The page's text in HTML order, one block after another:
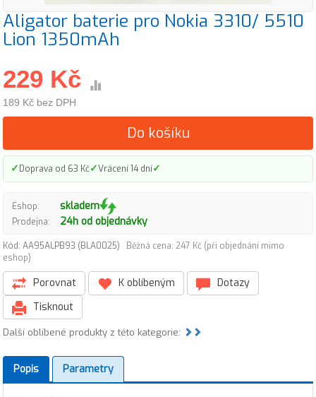
Aligator baterie pro Nokia 3310/ 5510
Lion 1350mAh
229 Kč
189 Kč bez DPH
Do košíku
✓Doprava od 63 Kč✓Vrácení 14 dní✓
Eshop: skladem
Prodejna: 24h od objednávky
Kód: AA95ALPB93 (BLA0025)
Běžná cena: 247 Kč (při objednání mimo
eshop)
Porovnat K oblíbeným
Dotazy
Tisknout
Další oblíbené produkty z této kategorie:
Popis Parametry